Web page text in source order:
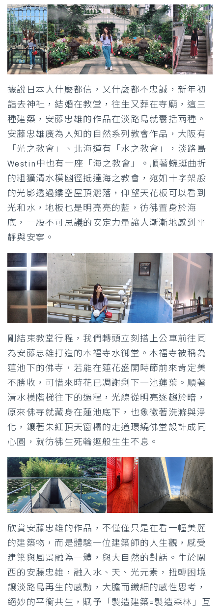
據說日本人什麼都信，又什麼都不忠誠，新年初
詣去神社，結婚在教堂，往生又葬在寺廟，這三
種建築，安藤忠雄的作品在淡路島就囊括兩種。
安藤忠雄廣為人知的自然系列教會作品，大阪有
「光之教會」、北海道有「水之教會」，淡路島
Westin中也有一座「海之教會」。順著蜿蜒曲折
的粗獷清水模幽徑抵達海之教會，宛如十字架般
的光影透過鏤空屋頂灑落，仰望天花板可以看到
光和水，地板也是明亮亮的藍，彷彿置身於海
底，一股不可思議的安定力量讓人漸漸地感到平
靜與安寧。
剛結束教堂行程，我們轉頭立刻搭上公車前往同
為安藤忠雄打造的本福寺水御堂。本福寺被稱為
蓮池下的佛寺，若能在蓮花盛開時節前來肯定美
不勝收，可惜來時花已凋謝剩下一池蓮葉。順著
清水模階梯往下的過程，光線從明亮逐趨於暗，
原來佛寺就藏身在蓮池底下，也象徵著洗滌與淨
化，鑲著朱紅頂天窗櫺的走道環繞佛堂設計成同
心圓，就彷彿生死輪迴般生生不息。
欣賞安藤忠雄的作品，不僅僅只是在看一幢美麗
的建築物，而是體驗一位建築師的人生觀，感受
建築與風景融為一體，與大自然的對話。生於關
西的安藤忠雄，融入水、天、光元素，扭轉困境
讓淡路島再生的感動，大膽而纖細的感性思考，
絕妙的平衡共生，賦予「製造建築=製造森林」互